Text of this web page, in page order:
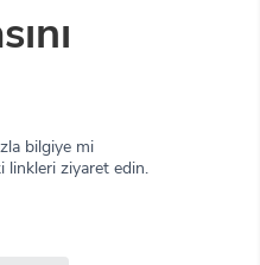
bilgiye mi
linkleri ziyaret edin.